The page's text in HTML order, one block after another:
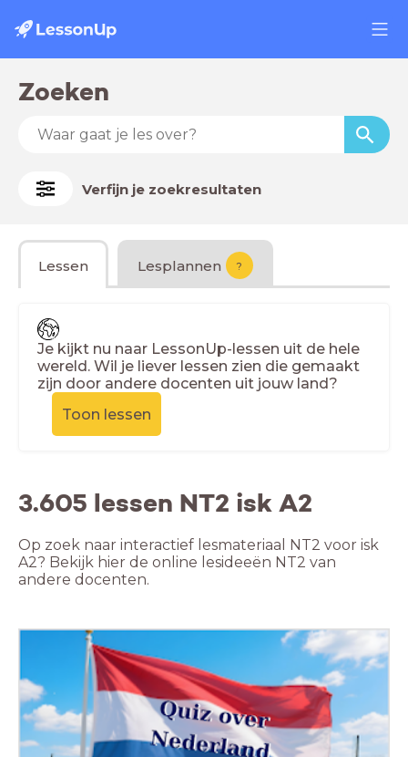
Zoeken
Verfijn je zoekresultaten
Lessen Lesplannen ?
Je kijkt nu naar LessonUp-lessen uit de hele
wereld. Wil je liever lessen zien die gemaakt
zijn door andere docenten uit jouw land?
Toon lessen
3.605 lessen NT2 isk A2
Op zoek naar interactief lesmateriaal NT2 voor isk
A2? Bekijk hier de online lesideeën NT2 van
andere docenten.